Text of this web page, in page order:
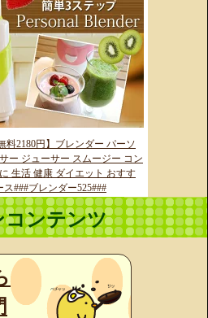
料2180円】ブレンダー パーソ
ー ジューサー スムージー コン
生活 健康 ダイエット おすす
###ブレンダー525###
コンテンツ